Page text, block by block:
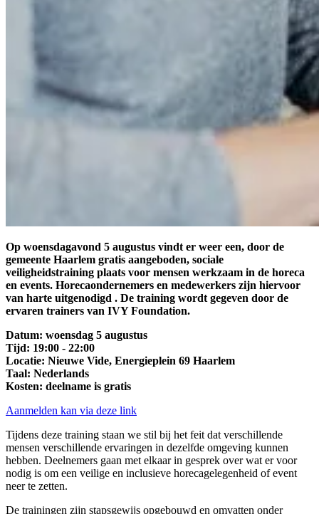
Op woensdagavond 5 augustus vindt er weer een, door de
gemeente Haarlem gratis aangeboden, sociale
veiligheidstraining plaats voor mensen werkzaam in de horeca
en events. Horecaondernemers en medewerkers zijn hiervoor
van harte uitgenodigd . De training wordt gegeven door de
ervaren trainers van IVY Foundation.
Datum: woensdag 5 augustus
Tijd: 19:00 - 22:00
Locatie: Nieuwe Vide, Energieplein 69 Haarlem
Taal: Nederlands
Kosten: deelname is gratis
Aanmelden kan via deze link
Tijdens deze training staan we stil bij het feit dat verschillende
mensen verschillende ervaringen in dezelfde omgeving kunnen
hebben. Deelnemers gaan met elkaar in gesprek over wat er voor
nodig is om een veilige en inclusieve horecagelegenheid of event
neer te zetten.
De trainingen zijn stapsgewijs opgebouwd en omvatten onder